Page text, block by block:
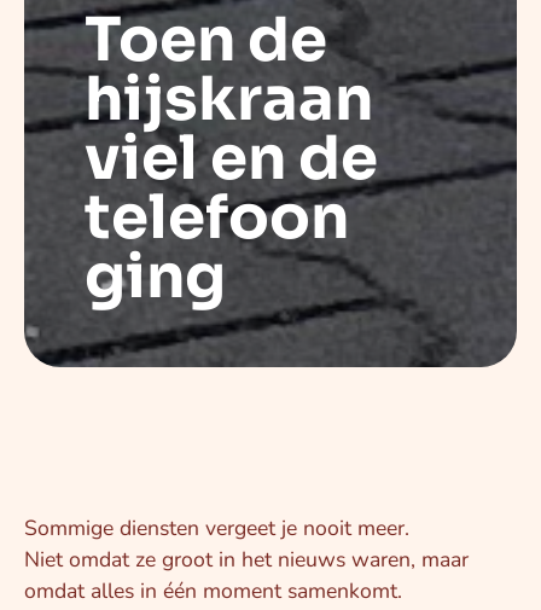
Toen de
hijskraan
viel en de
telefoon
ging
Sommige diensten vergeet je nooit meer.
Niet omdat ze groot in het nieuws waren, maar
omdat alles in één moment samenkomt.